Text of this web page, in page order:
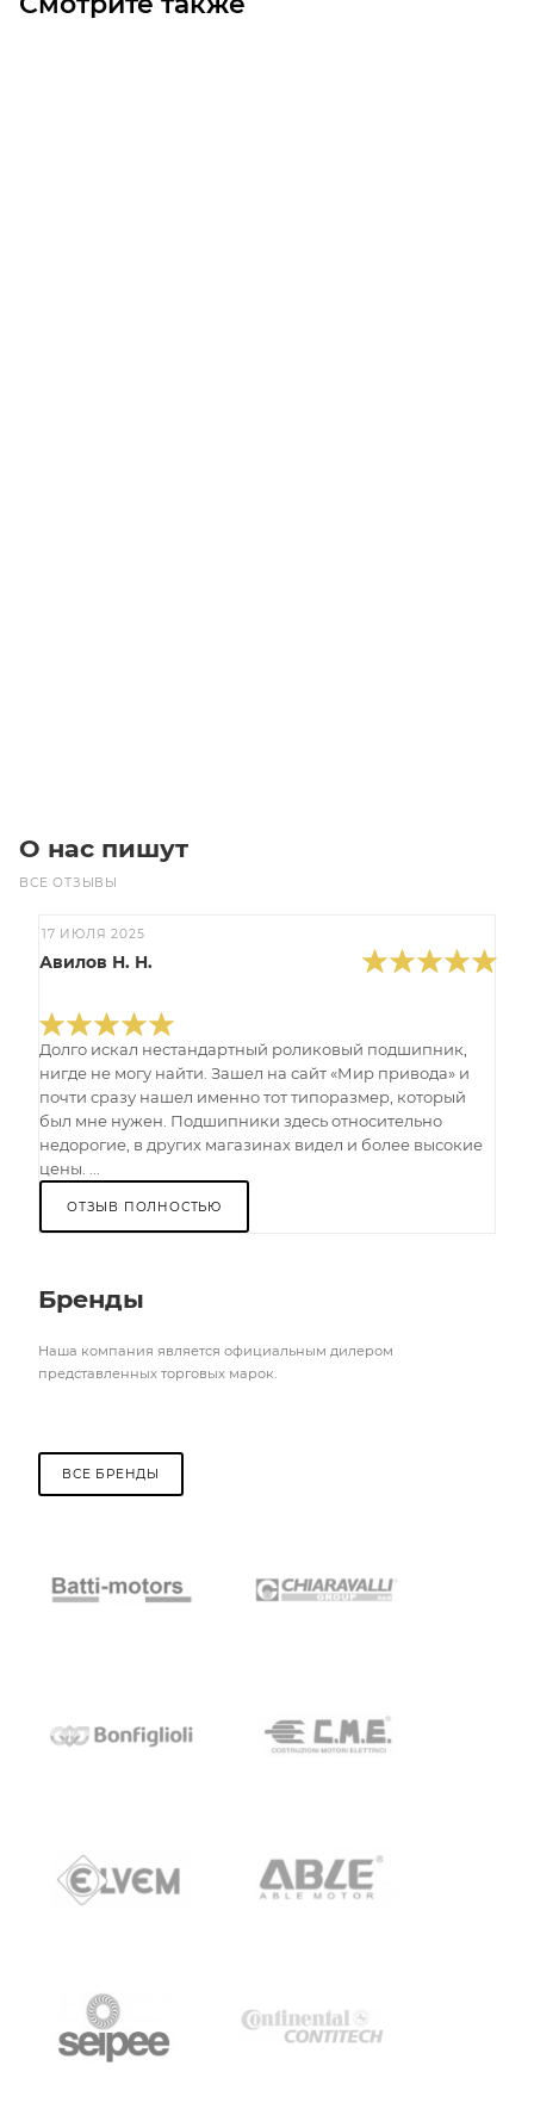
О нас пишут
ВСЕ ОТЗЫВЫ
17 ИЮЛЯ 2025
Авилов Н. Н.
Долго искал нестандартный роликовый подшипник,
нигде не могу найти. Зашел на сайт «Мир привода» и
почти сразу нашел именно тот типоразмер, который
был мне нужен. Подшипники здесь относительно
недорогие, в других магазинах видел и более высокие
цены. ...
ОТЗЫВ ПОЛНОСТЬЮ
Бренды
Наша компания является официальным дилером
представленных торговых марок.
ВСЕ БРЕНДЫ